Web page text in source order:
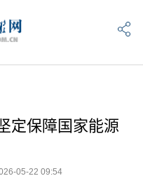
定保障国家能源
05-22 09:54